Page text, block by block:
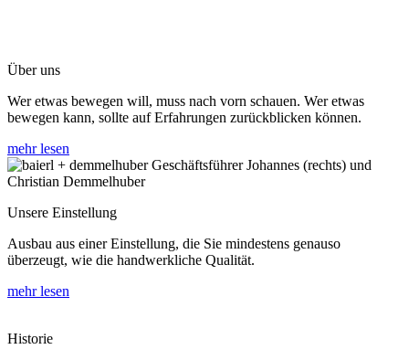
Über uns
Wer etwas bewegen will, muss nach vorn schauen. Wer etwas
bewegen kann, sollte auf Erfahrungen zurückblicken können.
mehr lesen
Unsere Einstellung
Ausbau aus einer Einstellung, die Sie mindestens genauso
überzeugt, wie die handwerkliche Qualität.
mehr lesen
Historie